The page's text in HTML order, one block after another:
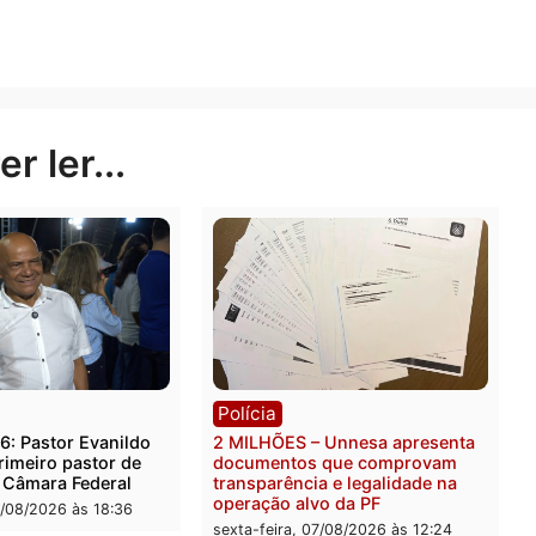
Time do Coração. Os ganhadores são aqueles que
Publicidade
ler...